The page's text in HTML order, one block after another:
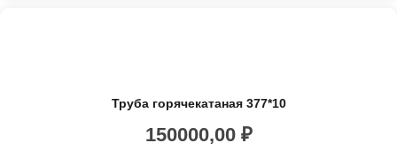
Труба горячекатаная 377*10
150000,00 ₽